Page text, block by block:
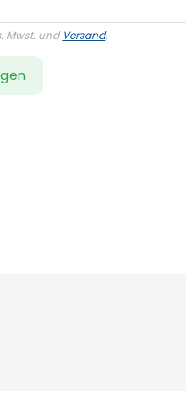
Mwst. und Versand.